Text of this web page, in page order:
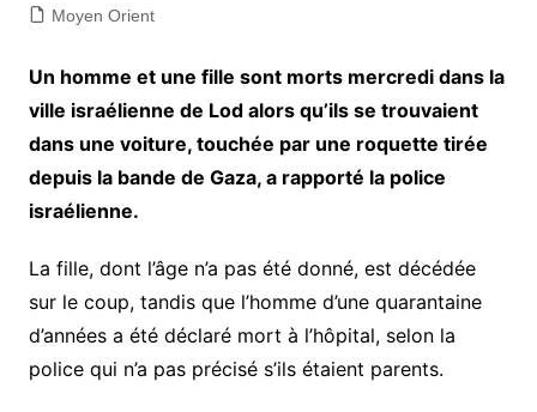
Moyen Orient
Un homme et une fille sont morts mercredi dans la
ville israélienne de Lod alors qu’ils se trouvaient
dans une voiture, touchée par une roquette tirée
depuis la bande de Gaza, a rapporté la police
israélienne.
La fille, dont l’âge n’a pas été donné, est décédée
sur le coup, tandis que l’homme d’une quarantaine
d’années a été déclaré mort à l’hôpital, selon la
police qui n’a pas précisé s’ils étaient parents.